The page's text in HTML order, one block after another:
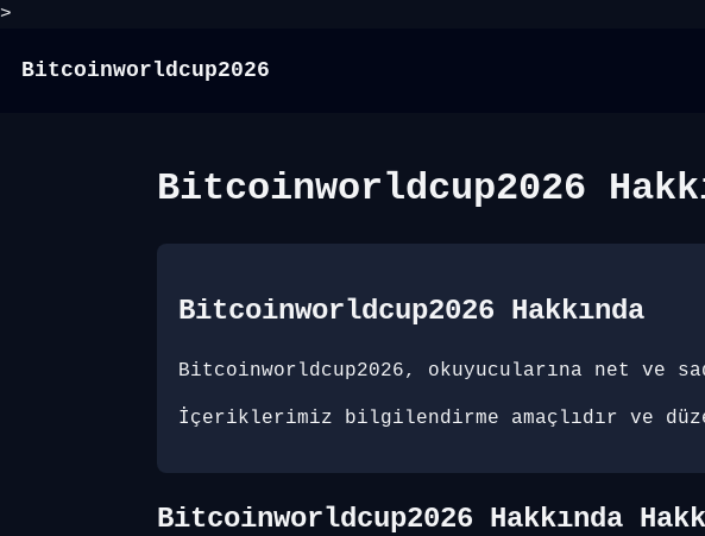
>
Bitcoinworldcup2026
Bitcoinworldcup2026
Bitcoinworldcup2026 Hakkında
Bitcoinworldcup2026, okuyucularına net ve
İçeriklerimiz bilgilendirme amaçlıdır ve
Bitcoinworldcup2026 Hakkında